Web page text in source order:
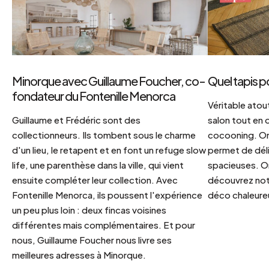
Minorque avec Guillaume Foucher, co-
fondateur du Fontenille Menorca
Guillaume et Frédéric sont des
collectionneurs. Ils tombent sous le charme
d'un lieu, le retapent et en font un refuge slow
life, une parenthèse dans la ville, qui vient
ensuite compléter leur collection. Avec
Fontenille Menorca, ils poussent l'expérience
un peu plus loin : deux fincas voisines
différentes mais complémentaires. Et pour
nous, Guillaume Foucher nous livre ses
meilleures adresses à Minorque.
Quel tapis
Véritable
salon tout en
cocooning.
permet de
spacieuses.
découvrez
déco